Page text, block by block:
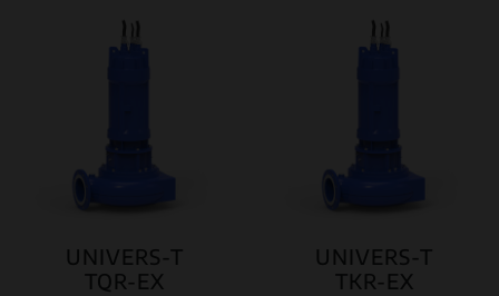
UNIVERS-T
TQR-EX
UNIVERS-T
TKR-EX